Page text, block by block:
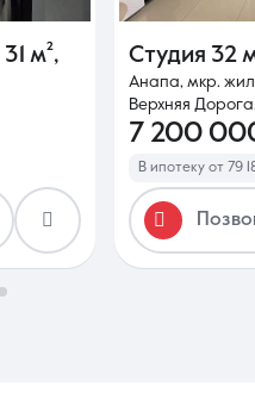
31 м²,
Студия 32
Анапа, мкр.
Верхняя Дорога,
7 200
В ипотеку от 79